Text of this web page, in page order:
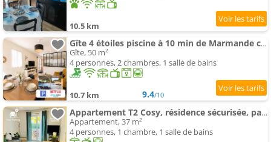
10.5 km
Gîte 4 étoiles piscine à 10 min de Marmande calme et parking
Gîte, 50 m²
4 personnes, 2 chambres, 1 salle de bains
10.7 km 9.4/10
Appartement T2 Cosy, résidence sécurisée, parking privé
Appartement, 37 m²
4 personnes, 1 chambre, 1 salle de bains